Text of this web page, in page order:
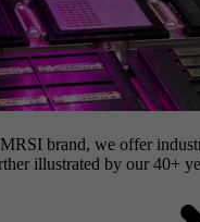
brand, we offer
illustrated by our 40+